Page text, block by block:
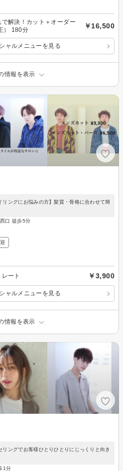
解決！カット＋オーダー
） 180分
￥16,500
ャルメニューを見る
情報を表示
リングにお悩みの方】髪質・骨格に合わせて簡
口 徒歩5分
ート ￥3,900
ャルメニューを見る
情報を表示
リングでお客様ひとりひとりにじっくりと向き
1分